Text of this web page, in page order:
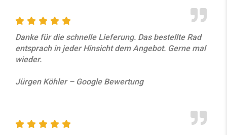
Danke für die schnelle Lieferung. Das bestellte Rad
entsprach in jeder Hinsicht dem Angebot. Gerne mal
wieder.
Jürgen Köhler – Google Bewertung